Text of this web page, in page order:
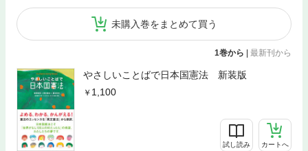
未購入巻をまとめて買う
1巻から | 最新刊から
やさしいことばで日本国憲法 新装版
1,100
試し読み カートへ